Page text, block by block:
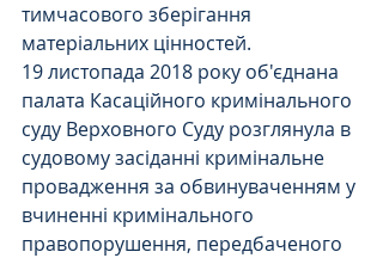
тимчасового зберігання
матеріальних цінностей.
19 листопада 2018 року об'єднана
палата Касаційного кримінального
суду Верховного Суду розглянула в
судовому засіданні кримінальне
провадження за обвинуваченням у
вчиненні кримінального
правопорушення, передбаченого